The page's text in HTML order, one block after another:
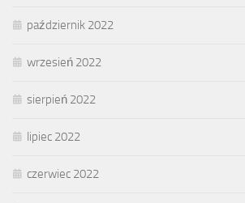
październik 2022
wrzesień 2022
sierpień 2022
lipiec 2022
czerwiec 2022